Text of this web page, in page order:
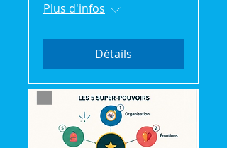
Plus d'infos
Détails